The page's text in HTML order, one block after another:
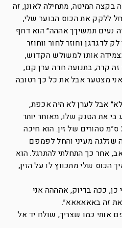
בקצה המיטה, מתחילה לאונן, זה
ללקק את הכוס הבוער שלי,
נעים תמשיךך אההה״ הוא דחף
לדגדגן וחוזר לחור ווחוזר
אותו למשולש הקדוש,
זה קרה, בתנועה חדה ערן קם,
מצטער אבל את כל כך רטובה
אבל לערן לא היה אכפת,
את הטנק שלו, מאוחר יותר
התגלה לי שהוא תקע בי 20 ס״מ טהורים של זין. הוא חיכה
שזלגה מעיני והחל לפמפם
אחר כך התחלתי להתרגל. הוא
הכוס שלי מתכווץ לו על הזין,
כן, ככה בדיוק, אהההה אני
את זה באאאאאא״.
אותי כמו שצריך, שולח יד אל